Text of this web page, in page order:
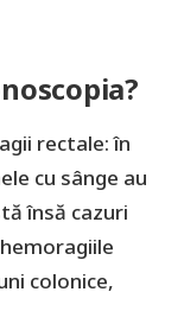
rectale: în
cu sânge au
însă cazuri
colonice,